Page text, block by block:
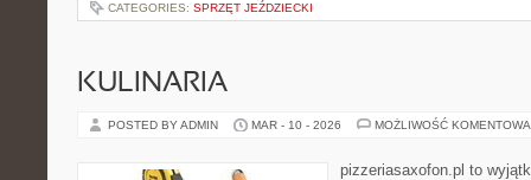
CATEGORIES: SPRZĘT JEŹDZIECKI
KULINARIA
POSTED BY ADMIN MAR - 10 - 2026 MOŻLIWOŚĆ
pizzeriasaxofon.pl to